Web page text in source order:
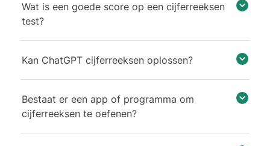
Wat is een goede score op een cijferreeksen
test?
Kan ChatGPT cijferreeksen oplossen?
Bestaat er een app of programma om
cijferreeksen te oefenen?